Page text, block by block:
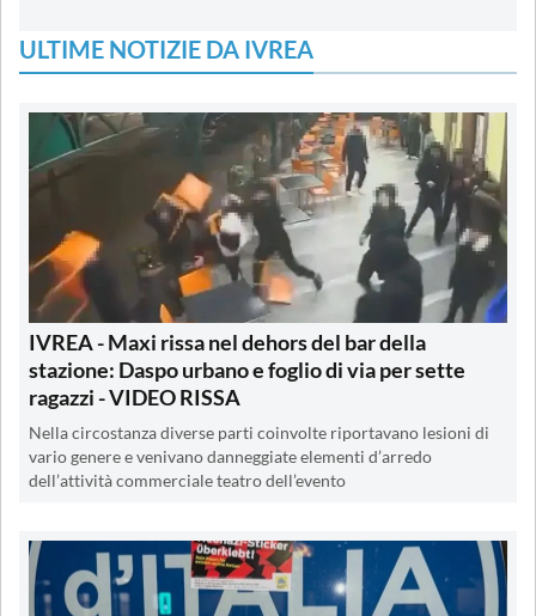
ULTIME NOTIZIE DA IVREA
IVREA - Maxi rissa nel dehors del bar della
stazione: Daspo urbano e foglio di via per sette
ragazzi - VIDEO RISSA
Nella circostanza diverse parti coinvolte riportavano lesioni di
vario genere e venivano danneggiate elementi d’arredo
dell’attività commerciale teatro dell’evento